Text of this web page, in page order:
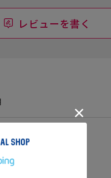
レビューを書く